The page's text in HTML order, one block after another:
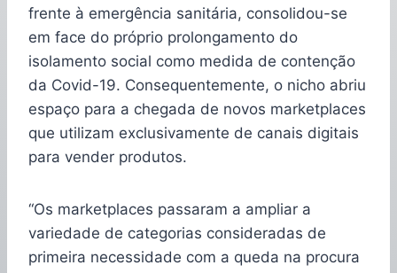
frente à emergência sanitária, consolidou-se
em face do próprio prolongamento do
isolamento social como medida de contenção
da Covid-19. Consequentemente, o nicho abriu
espaço para a chegada de novos marketplaces
que utilizam exclusivamente de canais digitais
para vender produtos.
“Os marketplaces passaram a ampliar a
variedade de categorias consideradas de
primeira necessidade com a queda na procura